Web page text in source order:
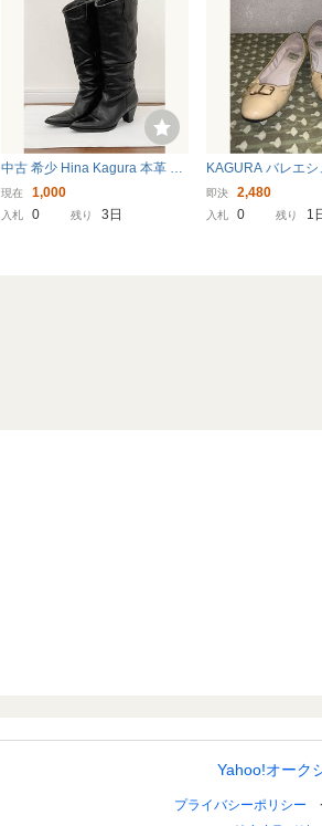
中古 希少 Hina Kagura 本革 ポ
インテッドロングブーツ 21cm
黒 21.0 ルーズシルエット 牛革
現在 1,000
入札 0 残り 3日
KAGURA バレエ
然皮革 ベージュ
り
即決 2,480
入札 0 残り 1
Yahoo!オーク
プライバシーポリシー